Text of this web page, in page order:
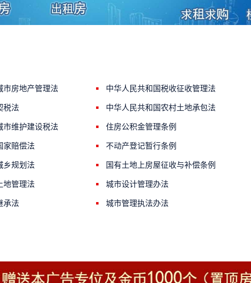
市房地产管理法
税法
市维护建设税法
家赔偿法
乡规划法
地管理法
承法
中华人民共和国税收征收管理法
中华人民共和国农村土地承包法
住房公积金管理条例
不动产登记暂行条例
国有土地上房屋征收与补偿条例
城市设计管理办法
城市管理执法办法